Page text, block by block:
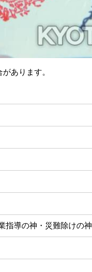
あります。
指導の神・災難除けの神